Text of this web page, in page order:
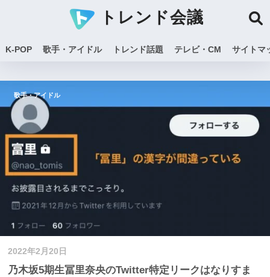
トレンド会議
K-POP 歌手・アイドル トレンド話題 テレビ・CM サイトマ
2022年2月20日
乃木坂5期生冨里奈央のTwitter特定リークはなりすま
歌手・アイドル